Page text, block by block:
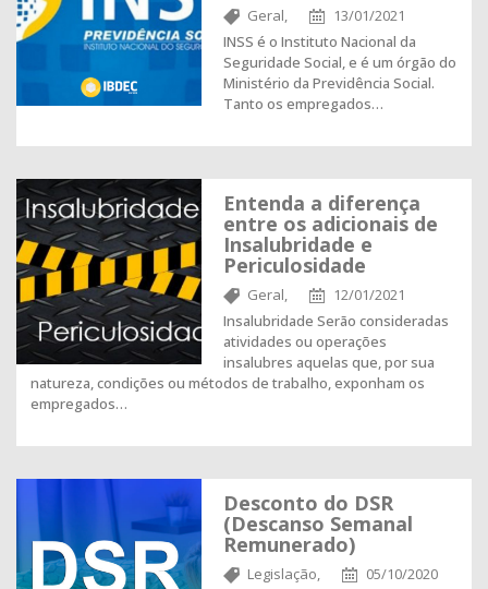
Geral,
13/01/2021
INSS é o Instituto Nacional da
Seguridade Social, e é um órgão do
Ministério da Previdência Social.
Tanto os empregados…
Entenda a diferença
entre os adicionais de
Insalubridade e
Periculosidade
Geral,
12/01/2021
Insalubridade Serão consideradas
atividades ou operações
insalubres aquelas que, por sua
natureza, condições ou métodos de trabalho, exponham os
empregados…
Desconto do DSR
(Descanso Semanal
Remunerado)
Legislação,
05/10/2020